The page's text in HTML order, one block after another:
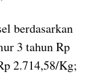
berdasarkan
3 tahun Rp
2.714,58/Kg;